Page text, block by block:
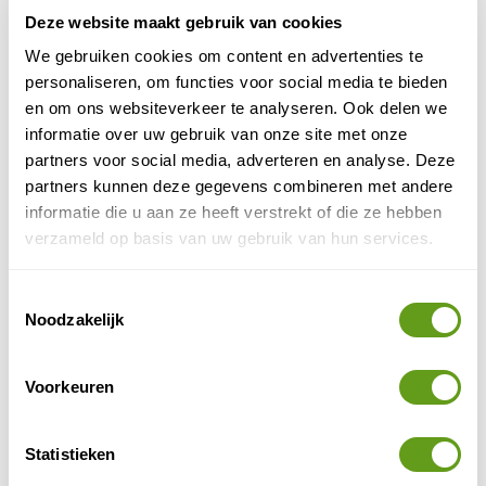
Deze website maakt gebruik van cookies
We gebruiken cookies om content en advertenties te
personaliseren, om functies voor social media te bieden
en om ons websiteverkeer te analyseren. Ook delen we
informatie over uw gebruik van onze site met onze
partners voor social media, adverteren en analyse. Deze
partners kunnen deze gegevens combineren met andere
informatie die u aan ze heeft verstrekt of die ze hebben
verzameld op basis van uw gebruik van hun services.
Noodzakelijk
Voorkeuren
Statistieken
Extra handigheidje aan de opberghoes: je kan hem
packing cube
bijvoorbeeld voor een paar schoenen of je ondergoed.
Conclusie
De Thule Chasm Duffel is een fijne, ruime, stijlvolle en
robuuste tas die flexibel ingezet kan worden op allerlei
dat de 90 liter tas wel erg groot en zwaar is voor mij,
ik ben 1.61 m en als ik hem helemaal volstop is het een
heb de kleinere duffel van collega Cindy (70 liter) nu
ook regelmatig geleend en die vind ik toch beter
houden met het formaat.